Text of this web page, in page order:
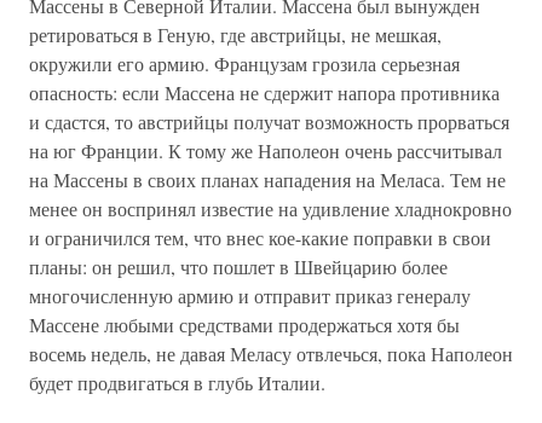
Массены в Северной Италии. Массена был вынужден
ретироваться в Геную, где австрийцы, не мешкая,
окружили его армию. Французам грозила серьезная
опасность: если Массена не сдержит напора противника
и сдастся, то австрийцы получат возможность прорваться
на юг Франции. К тому же Наполеон очень рассчитывал
на Массены в своих планах нападения на Меласа. Тем не
менее он воспринял известие на удивление хладнокровно
и ограничился тем, что внес кое-какие поправки в свои
планы: он решил, что пошлет в Швейцарию более
многочисленную армию и отправит приказ генералу
Массене любыми средствами продержаться хотя бы
восемь недель, не давая Меласу отвлечься, пока Наполеон
будет продвигаться в глубь Италии.